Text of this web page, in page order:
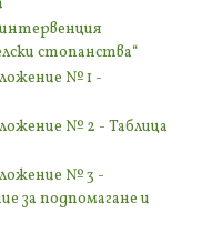
стопанства“
№ 1 -
№ 2 - Таблица
№ 3 -
за подпомагане и